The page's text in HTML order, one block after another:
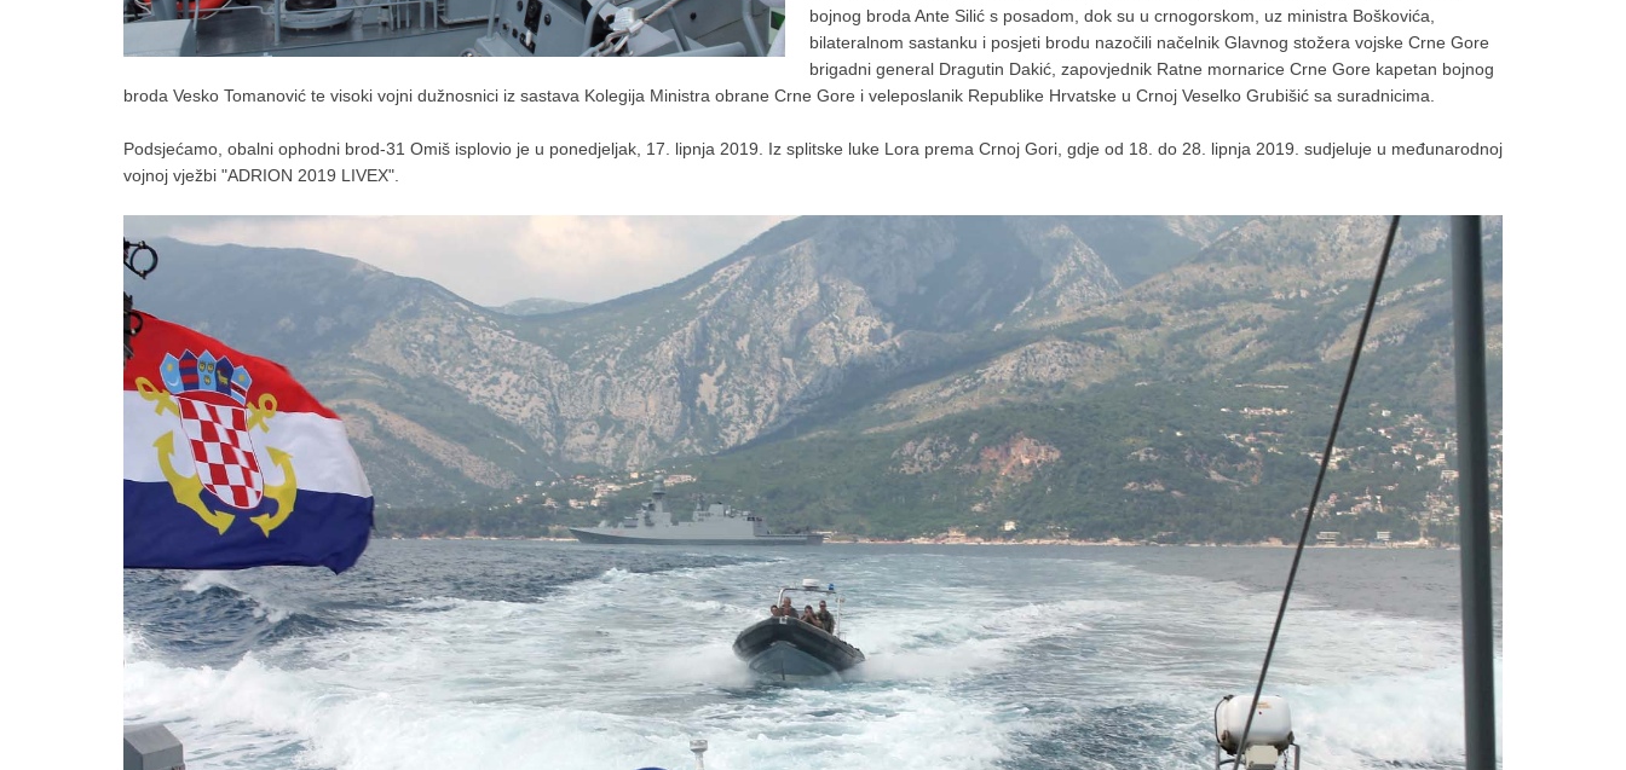
bojnog broda Ante Silić s posadom, dok su u crnogorskom, uz ministra Boškovića,
bilateralnom sastanku i posjeti brodu nazočili načelnik Glavnog stožera vojske Crne Gore
brigadni general Dragutin Dakić, zapovjednik Ratne mornarice Crne Gore kapetan bojnog
broda Vesko Tomanović te visoki vojni dužnosnici iz sastava Kolegija Ministra obrane Crne Gore i veleposlanik Republike Hrvatske u Crnoj Veselko Grubišić sa suradnicima.
Podsjećamo, obalni ophodni brod-31 Omiš isplovio je u ponedjeljak, 17. lipnja 2019. Iz splitske luke Lora prema Crnoj Gori, gdje od 18. do 28. lipnja 2019. sudjeluje u međunarodnoj
vojnoj vježbi "ADRION 2019 LIVEX".